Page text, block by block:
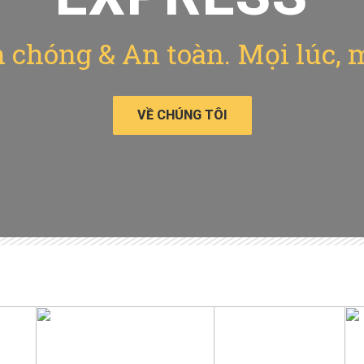
chóng & An toàn. Mọi lúc,
VỀ CHÚNG TÔI